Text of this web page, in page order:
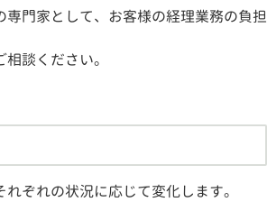
門家として、お客様の経理業務の負担
談ください。
ぞれの状況に応じて変化します。